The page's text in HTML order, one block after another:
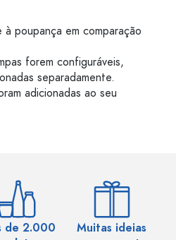
poupança em comparação
forem configuráveis,
separadamente.
adicionadas ao seu
de 2.000
Muitas ideias